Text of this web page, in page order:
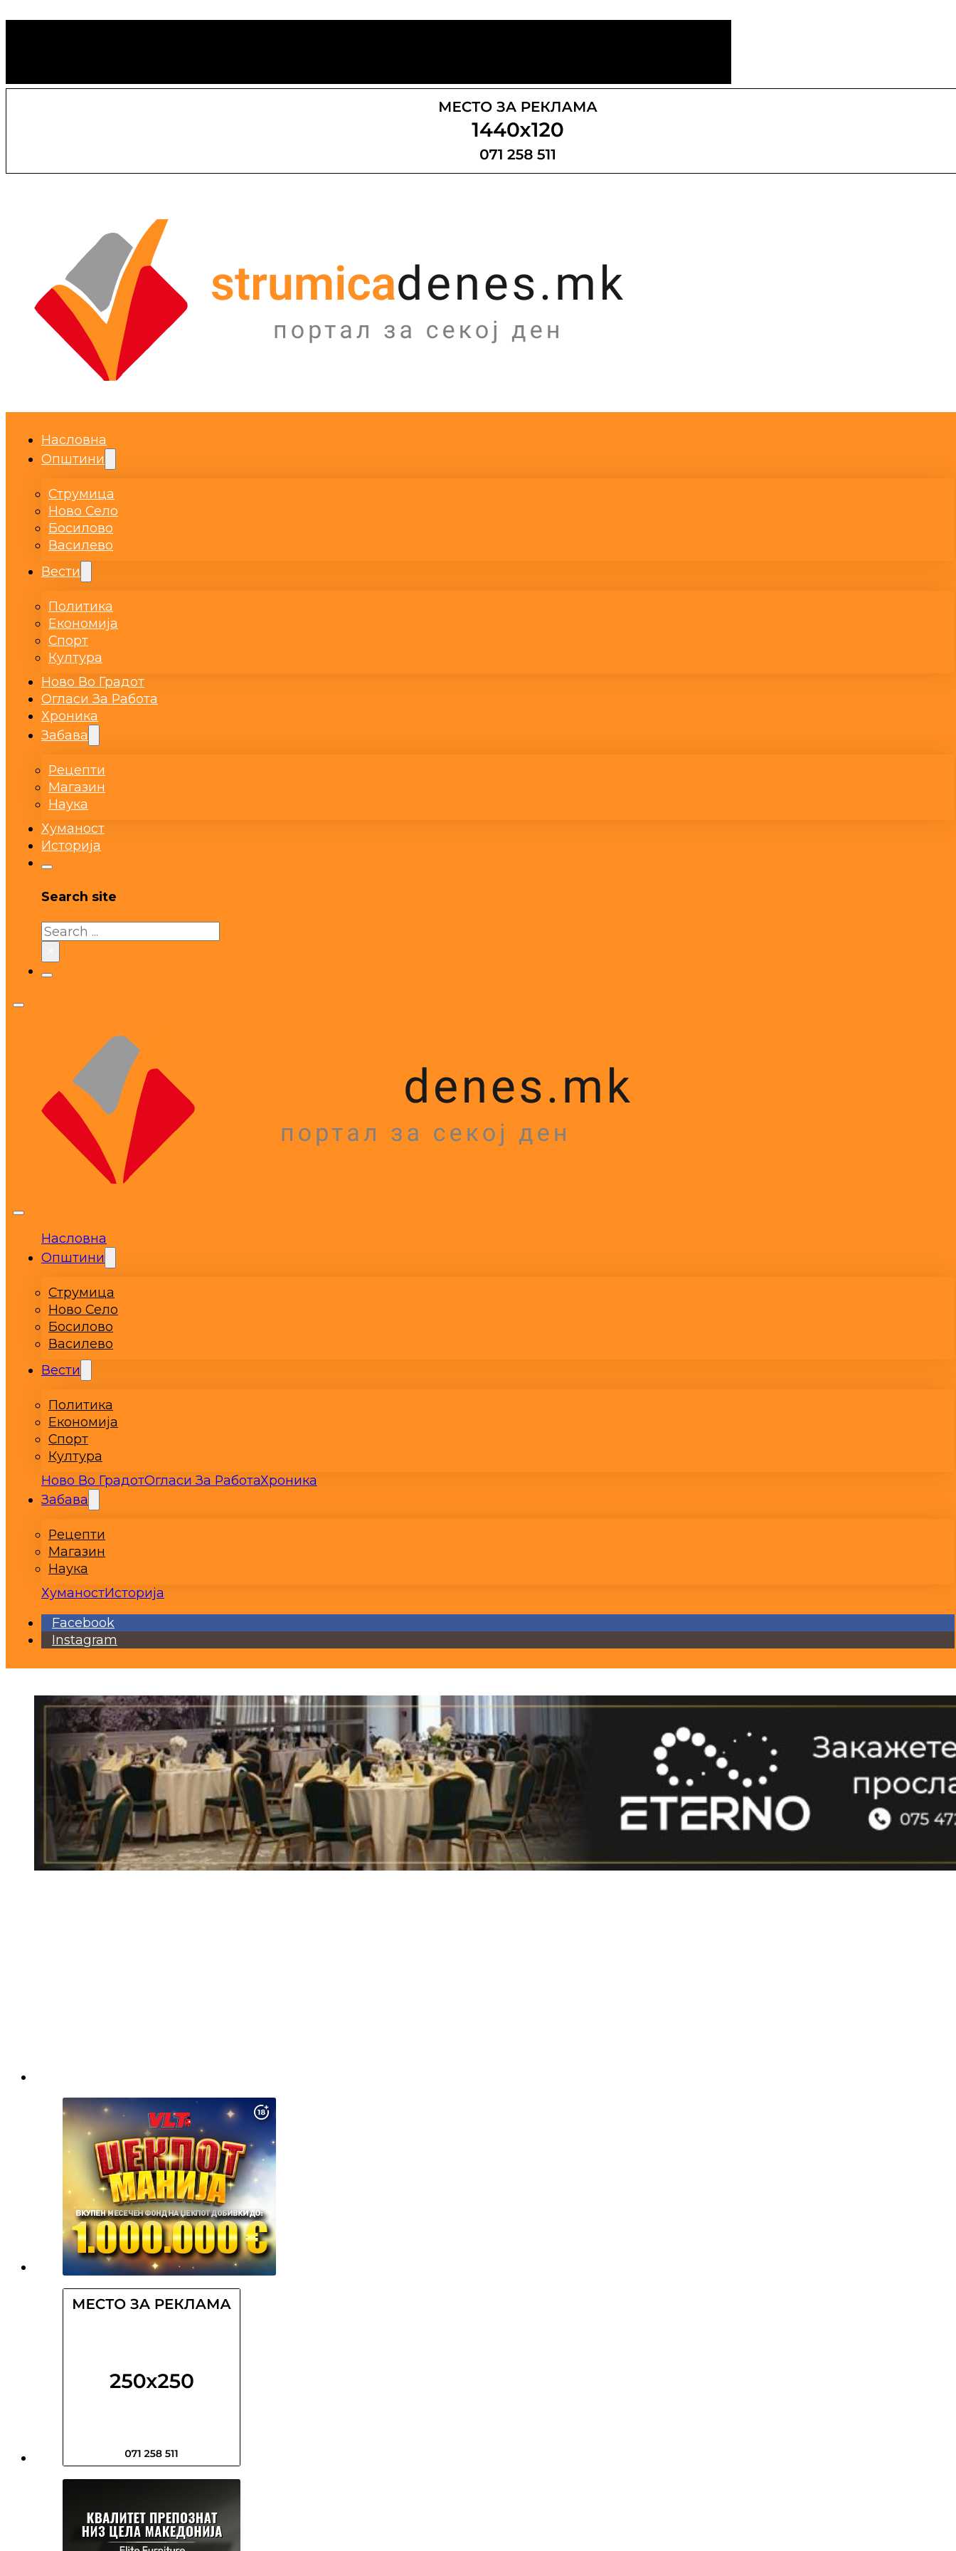
Насловна
Општини
Струмица
Ново Село
Босилово
Василево
Вести
Политика
Економија
Спорт
Култура
Ново Во Градот
Огласи За Работа
Хроника
Забава
Рецепти
Магазин
Наука
Хуманост
Историја
Search site
Search
Насловна
Општини
Струмица
Ново Село
Босилово
Василево
Вести
Политика
Економија
Спорт
Култура
Ново Во ГрадотОгласи За РаботаХроника
Забава
Рецепти
Магазин
Наука
ХуманостИсторија
Facebook
Instagram